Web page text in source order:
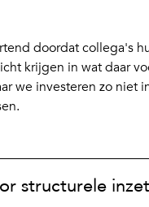
doordat collega's
krijgen in wat daar
we investeren zo niet
structurele